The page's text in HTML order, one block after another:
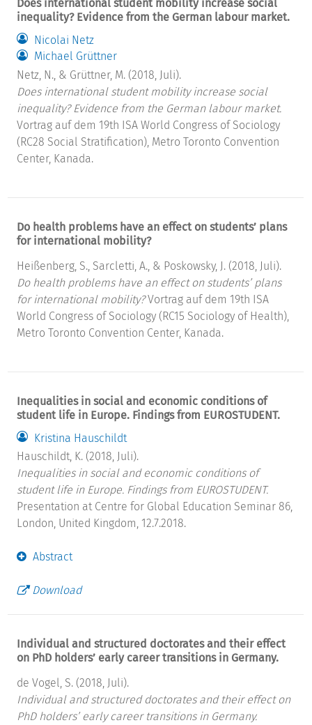
Does international student mobility increase social
inequality? Evidence from the German labour market.
Nicolai Netz
Michael Grüttner
Netz, N., & Grüttner, M. (2018, Juli).
Does international student mobility increase social
inequality? Evidence from the German labour market.
Vortrag auf dem 19th ISA World Congress of Sociology
(RC28 Social Stratification), Metro Toronto Convention
Center, Kanada.
Do health problems have an effect on students’ plans
for international mobility?
Heißenberg, S., Sarcletti, A., & Poskowsky, J. (2018, Juli).
Do health problems have an effect on students’ plans
for international mobility?Vortrag auf dem 19th ISA
World Congress of Sociology (RC15 Sociology of Health),
Metro Toronto Convention Center, Kanada.
Inequalities in social and economic conditions of
student life in Europe. Findings from EUROSTUDENT.
Kristina Hauschildt
Hauschildt, K. (2018, Juli).
Inequalities in social and economic conditions of
student life in Europe. Findings from EUROSTUDENT.
Presentation at Centre for Global Education Seminar 86,
London, United Kingdom, 12.7.2018.
Abstract
Download
Individual and structured doctorates and their effect
on PhD holders’ early career transitions in Germany.
de Vogel, S. (2018, Juli).
Individual and structured doctorates and their effect on
PhD holders’ early career transitions in Germany.